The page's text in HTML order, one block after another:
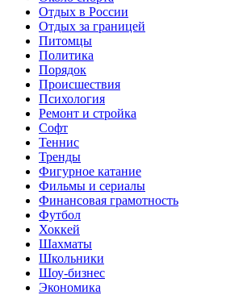
Отдых в России
Отдых за границей
Питомцы
Политика
Порядок
Происшествия
Психология
Ремонт и стройка
Софт
Теннис
Тренды
Фигурное катание
Фильмы и сериалы
Финансовая грамотность
Футбол
Хоккей
Шахматы
Школьники
Шоу-бизнес
Экономика